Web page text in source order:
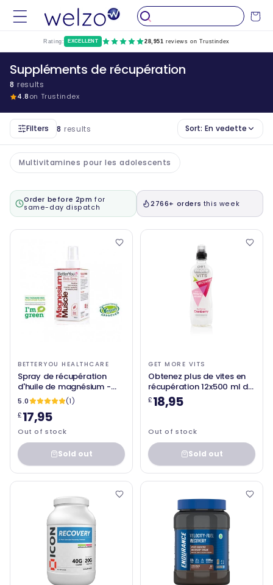
au
contenu
Chariot
Rating: EXCELLENT 28,951 reviews on Trustindex
Suppléments de récupération
8 results
4.8on Trustindex
Filters 8 results Sort: En vedette
Multivitamines pour les adolescents
Order before 2pm for
same-day dispatch
2766+ orders this week
BETTERYOU HEALTHCARE
Spray de récupération
d'huile de magnésium -
100 ml - Betteryou Ltd
5.0
(1)
£17,95
Out of stock
Sold out
GET MORE VITS
Obtenez plus de vites en
récupération 12x500 ml de
la canneberge hydratante
£18,95
Out of stock
Sold out